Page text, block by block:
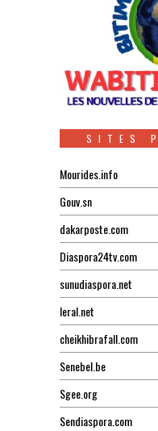
SITES
Mourides.info
Gouv.sn
dakarposte.com
Diaspora24tv.com
sunudiaspora.net
leral.net
cheikhibrafall.com
Senebel.be
Sgee.org
Sendiaspora.com